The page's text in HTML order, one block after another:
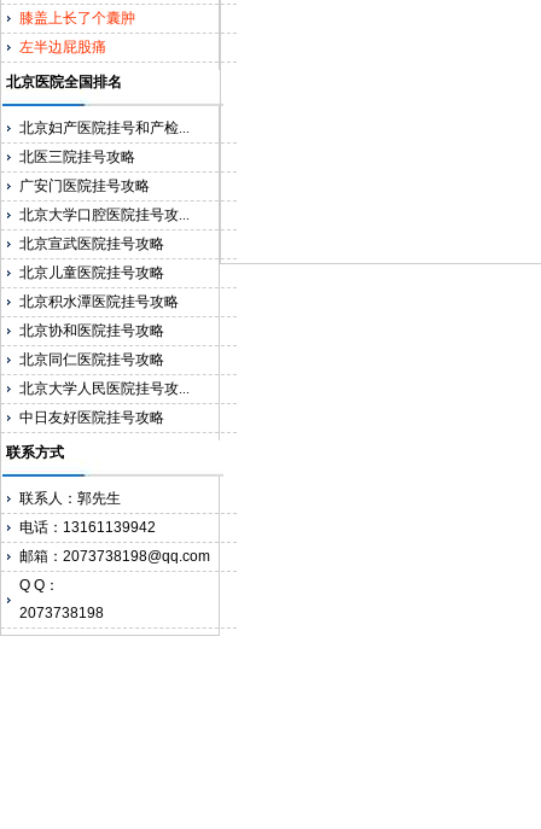
膝盖上长了个囊肿
左半边屁股痛
北京医院全国排名
北京妇产医院挂号和产检...
北医三院挂号攻略
广安门医院挂号攻略
北京大学口腔医院挂号攻...
北京宣武医院挂号攻略
北京儿童医院挂号攻略
北京积水潭医院挂号攻略
北京协和医院挂号攻略
北京同仁医院挂号攻略
北京大学人民医院挂号攻...
中日友好医院挂号攻略
联系方式
联系人：郭先生
电话：13161139942
邮箱：2073738198@qq.com
Q Q：
2073738198